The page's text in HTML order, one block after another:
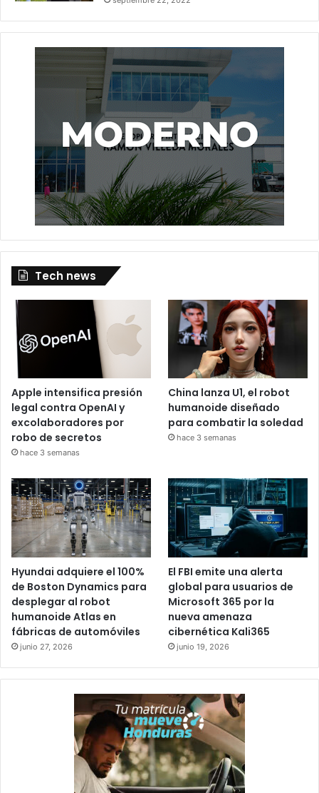
Tech news
Apple intensifica presión
legal contra OpenAI y
excolaboradores por
robo de secretos
hace 3 semanas
China lanza U1, el robot
humanoide diseñado
para combatir la soledad
hace 3 semanas
Hyundai adquiere el 100%
de Boston Dynamics para
desplegar al robot
humanoide Atlas en
fábricas de automóviles
junio 27, 2026
El FBI emite una alerta
global para usuarios de
Microsoft 365 por la
nueva amenaza
cibernética Kali365
junio 19, 2026